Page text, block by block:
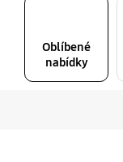
Oblíbené
nabídky